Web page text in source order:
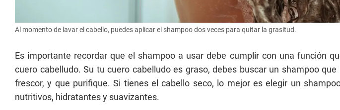
Al momento de lavar el cabello, puedes aplicar el shampoo dos veces para quitar la grasitud.
Es importante recordar que el shampoo a usar debe cumplir con una función
cuero cabelludo. Su tu cuero cabelludo es graso, debes buscar un shampoo
frescor, y que purifique. Si tienes el cabello seco, lo mejor es elegir un
nutritivos, hidratantes y suavizantes.